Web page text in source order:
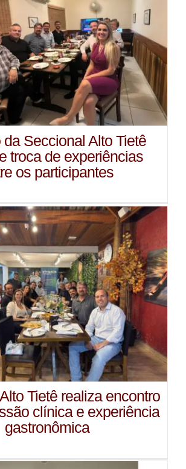
da Seccional Alto Tietê
troca de experiências
os participantes
Tietê realiza encontro
clínica e experiência
gastronômica